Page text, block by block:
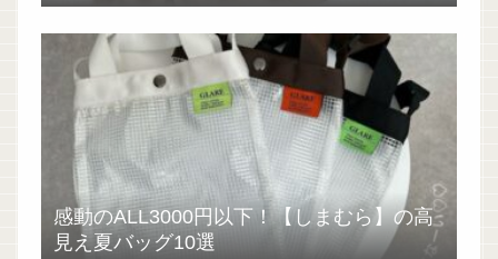
感動のALL3000円以下！【しまむら】の高
見え夏バッグ10選